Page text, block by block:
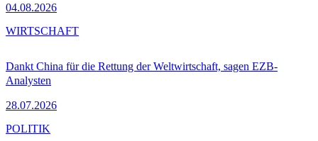
04.08.2026
Dankt China für die Rettung der Weltwirtschaft, sagen EZB-
Analysten
28.07.2026
WIRTSCHAFT
POLITIK